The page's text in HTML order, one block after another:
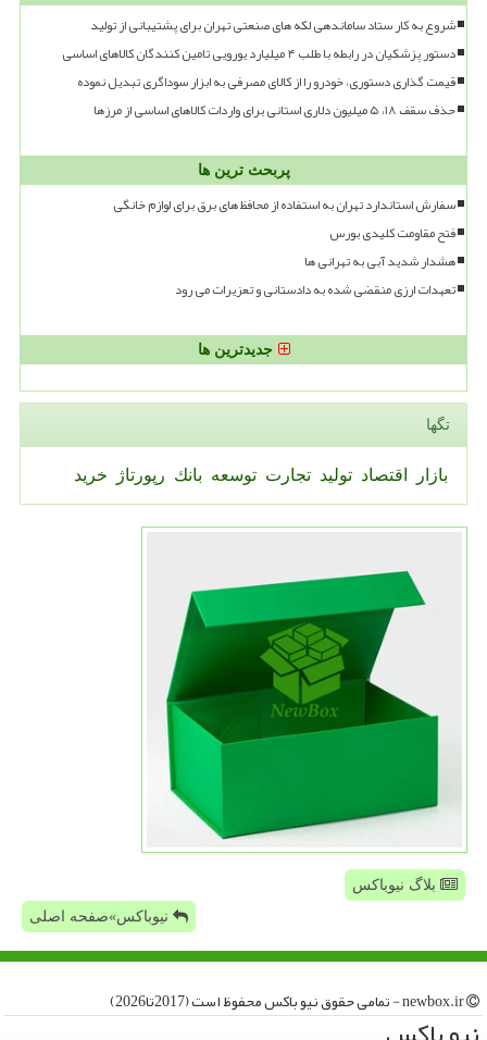
شروع به کار ستاد ساماندهی لکه های صنعتی تهران برای پشتیبانی از تولید
دستور پزشکیان در رابطه با طلب ۴ میلیارد یورویی تامین کنندگان کالاهای اساسی
قیمت گذاری دستوری، خودرو را از کالای مصرفی به ابزار سوداگری تبدیل نموده
حذف سقف ۱۸، ۵ میلیون دلاری استانی برای واردات کالاهای اساسی از مرزها
پربحث ترین ها
سفارش استاندارد تهران به استفاده از محافظ های برق برای لوازم خانگی
فتح مقاومت کلیدی بورس
هشدار شدید آبی به تهرانی ها
تعهدات ارزی منقضی شده به دادستانی و تعزیرات می رود
جدیدترین ها
تگها
بازار اقتصاد تولید تجارت توسعه بانك رپورتاژ خرید
بلاگ نیوباکس
نیوباکس»صفحه اصلی